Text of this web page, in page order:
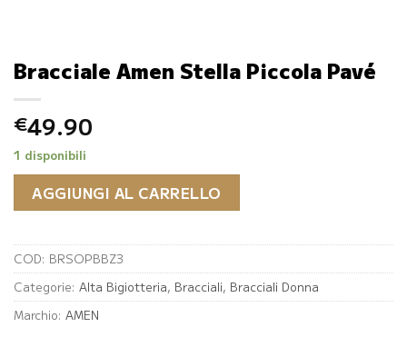
Bracciale Amen Stella Piccola Pavé
€49.90
1 disponibili
AGGIUNGI AL CARRELLO
COD: BRSOPBBZ3
Categorie: Alta Bigiotteria, Bracciali, Bracciali Donna
Marchio: AMEN